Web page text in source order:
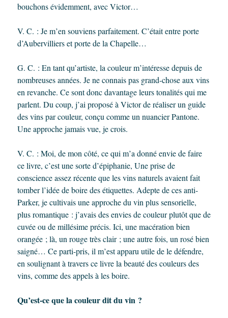
bouchons évidemment, avec Victor…
V. C. : Je m’en souviens parfaitement. C’était entre porte
d’Aubervilliers et porte de la Chapelle…
G. C. : En tant qu’artiste, la couleur m’intéresse depuis de
nombreuses années. Je ne connais pas grand-chose aux vins
en revanche. Ce sont donc davantage leurs tonalités qui me
parlent. Du coup, j’ai proposé à Victor de réaliser un guide
des vins par couleur, conçu comme un nuancier Pantone.
Une approche jamais vue, je crois.
V. C. : Moi, de mon côté, ce qui m’a donné envie de faire
ce livre, c’est une sorte d’épiphanie, Une prise de
conscience assez récente que les vins naturels avaient fait
tomber l’idée de boire des étiquettes. Adepte de ces anti-
Parker, je cultivais une approche du vin plus sensorielle,
plus romantique : j’avais des envies de couleur plutôt que de
cuvée ou de millésime précis. Ici, une macération bien
orangée ; là, un rouge très clair ; une autre fois, un rosé bien
saigné… Ce parti-pris, il m’est apparu utile de le défendre,
en soulignant à travers ce livre la beauté des couleurs des
vins, comme des appels à les boire.
Qu’est-ce que la couleur dit du vin ?